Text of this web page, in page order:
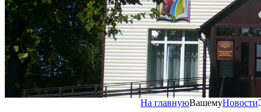
На главнуюВашемуНовости